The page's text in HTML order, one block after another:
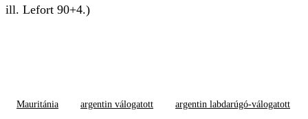
ill. Lefort 90+4.)
Mauritánia argentin válogatott argentin labdarúgó-válogatott